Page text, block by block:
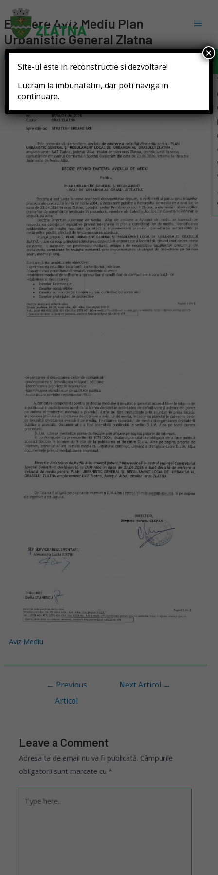
Emitere Aviz Mediu Plan
Urbanistic General Zlatna
Leave a Comment
Aviz Mediu
← Previous
Articol
Next Articol →
Leave a Comment
Adresa ta de email nu va fi publicată. Câmpurile
obligatorii sunt marcate cu *
Site-ul este in reconstructie si dezvoltare!
Lucram la imbunatatiri, dar poti naviga in
continuare.
×